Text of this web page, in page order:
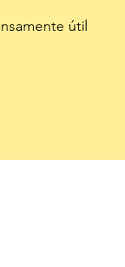
útil